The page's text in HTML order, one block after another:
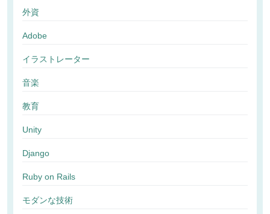
外資
Adobe
イラストレーター
音楽
教育
Unity
Django
Ruby on Rails
モダンな技術